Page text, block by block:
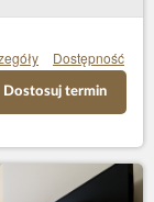
Dostępność
Dostosuj termin